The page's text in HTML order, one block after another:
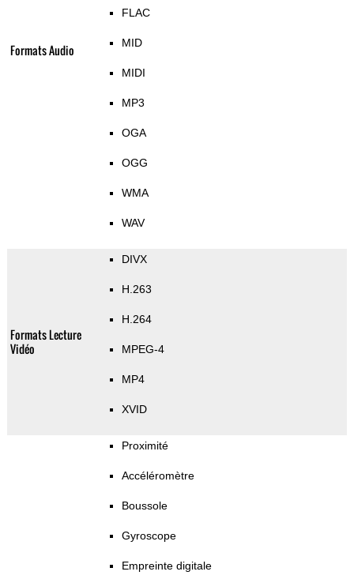
Formats Audio
FLAC
MID
MIDI
MP3
OGA
OGG
WMA
WAV
Formats Lecture
Vidéo
DIVX
H.263
H.264
MPEG-4
MP4
XVID
Proximité
Accéléromètre
Boussole
Gyroscope
Empreinte digitale